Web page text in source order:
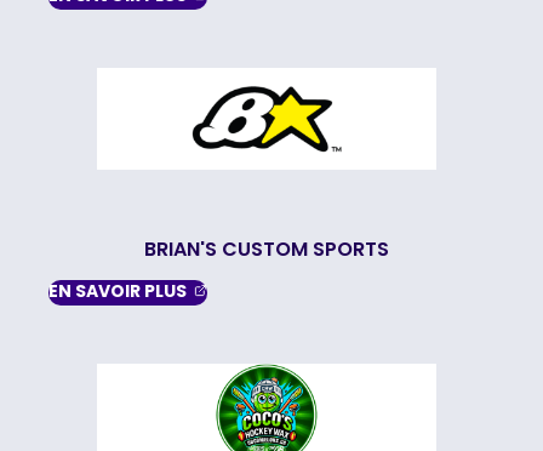
BRIAN'S CUSTOM SPORTS
EN SAVOIR PLUS , OPENS IN A NEW TAB